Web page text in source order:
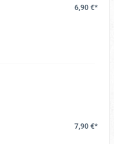
6,90 €*
7,90 €*